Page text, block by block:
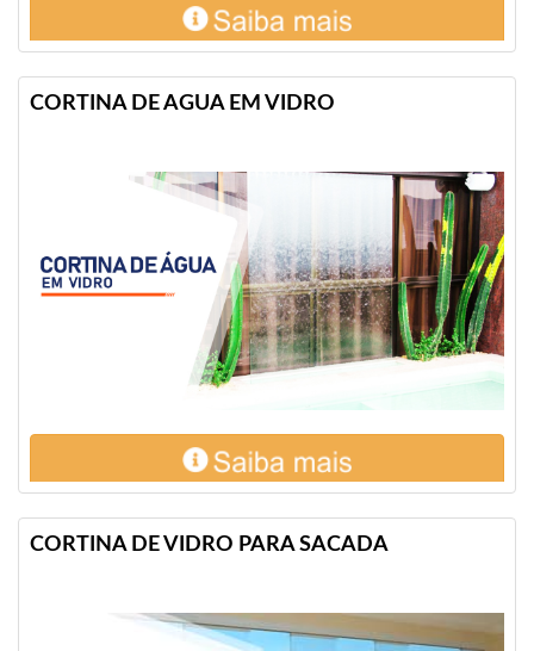
CORTINA DE AGUA EM VIDRO
CORTINA DE VIDRO PARA SACADA